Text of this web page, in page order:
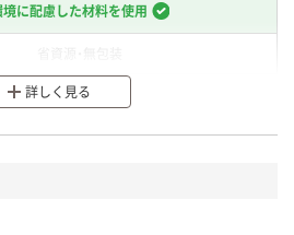
境に配慮した材料を使用
・リサイクルしやすい設計
詳しく見る